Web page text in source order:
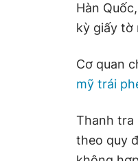
Hàn
kỳ giấy tờ
Cơ quan
mỹ trái
Thanh tra
theo quy